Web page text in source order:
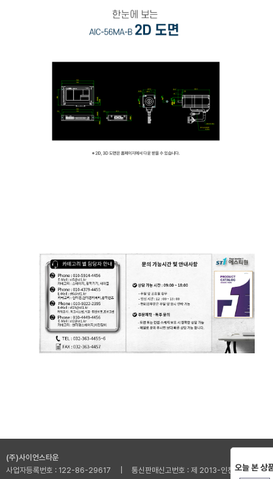
(주)사이언스타운
사업자등록번호 : 122-86-29617 | 통신판매신고번호 : 제 2013-인천부평-001
오늘 본 상